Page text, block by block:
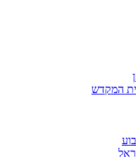
המקדש